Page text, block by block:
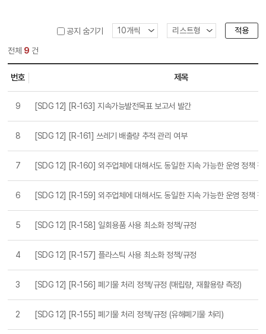
공지 숨기기 적용
전체 9 건
CONSUMPTION AND PRODUCTION - 2020 목록
번호 제목
9 [SDG 12] [R-163] 지속가능발전목표 보고서 발간
8 [SDG 12] [R-161] 쓰레기 배출량 추적 관리 여부
7 [SDG 12] [R-160] 외주업체에 대해서도 동일한 지속 가능한 운영 정책 적
6 [SDG 12] [R-159] 외주업체에 대해서도 동일한 지속 가능한 운영 정책 적
5 [SDG 12] [R-158] 일회용품 사용 최소화 정책/규정
4 [SDG 12] [R-157] 플라스틱 사용 최소화 정책/규정
3 [SDG 12] [R-156] 폐기물 처리 정책/규정 (매립량, 재활용량 측정)
2 [SDG 12] [R-155] 폐기물 처리 정책/규정 (유해폐기물 처리)